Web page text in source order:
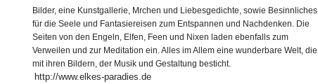
Bilder, eine Kunstgallerie, Mrchen und Liebesgedichte, sowie Besinnliches
für die Seele und Fantasiereisen zum Entspannen und Nachdenken. Die
Seiten von den Engeln, Elfen, Feen und Nixen laden ebenfalls zum
Verweilen und zur Meditation ein. Alles im Allem eine wunderbare Welt, die
mit ihren Bildern, der Musik und Gestaltung besticht.
http://www.elkes-paradies.de